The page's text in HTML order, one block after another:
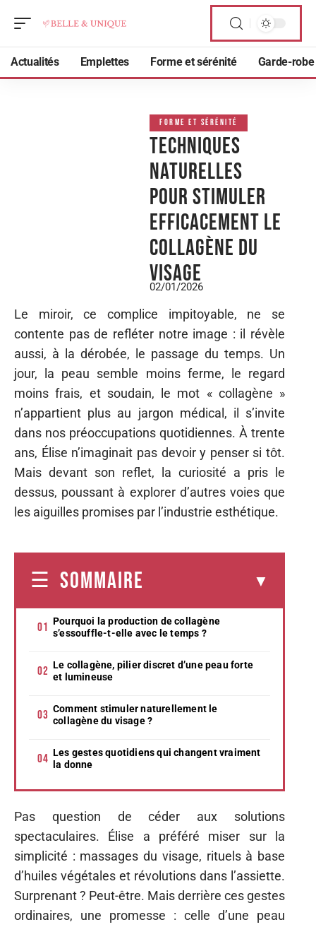
Actualités Emplettes Forme et sérénité Garde-robe
FORME ET SÉRÉNITÉ
Techniques
naturelles
pour stimuler
efficacement le
collagène du
visage
02/01/2026
Le miroir, ce complice impitoyable, ne se
contente pas de refléter notre image : il révèle
aussi, à la dérobée, le passage du temps. Un
jour, la peau semble moins ferme, le regard
moins frais, et soudain, le mot « collagène »
n’appartient plus au jargon médical, il s’invite
dans nos préoccupations quotidiennes. À trente
ans, Élise n’imaginait pas devoir y penser si tôt.
Mais devant son reflet, la curiosité a pris le
dessus, poussant à explorer d’autres voies que
les aiguilles promises par l’industrie esthétique.
SOMMAIRE
Pourquoi la production de collagène
s’essouffle-t-elle avec le temps ?
Le collagène, pilier discret d’une peau forte
et lumineuse
Comment stimuler naturellement le
collagène du visage ?
Les gestes quotidiens qui changent vraiment
la donne
Pas question de céder aux solutions
spectaculaires. Élise a préféré miser sur la
simplicité : massages du visage, rituels à base
d’huiles végétales et révolutions dans l’assiette.
Surprenant ? Peut-être. Mais derrière ces gestes
ordinaires, une promesse : celle d’une peau